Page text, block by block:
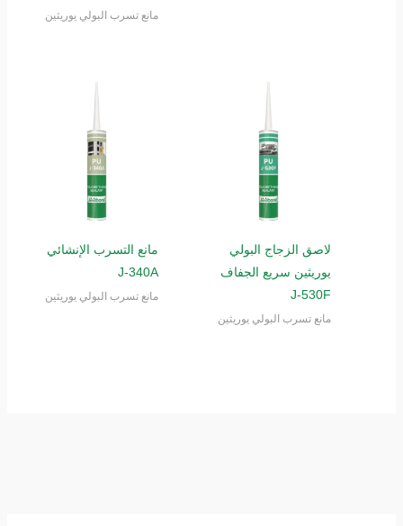
مانع تسرب البولي يوريثين
لاصق الزجاج البولي
يوريثين سريع الجفاف
J-530F
مانع تسرب البولي يوريثين
مانع التسرب الإنشائي
J-340A
مانع تسرب البولي يوريثين